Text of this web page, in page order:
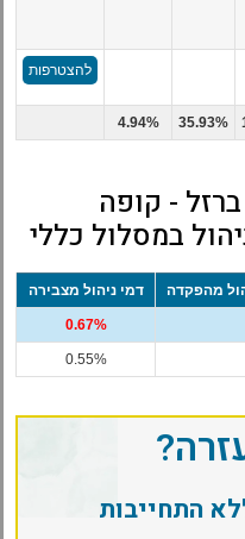
להצטרפות
35.93%
4.94%
- קופה
במסלול כללי
מהפקדה דמי ניהול מצבירה
0.67%
0.55%
התחייבות